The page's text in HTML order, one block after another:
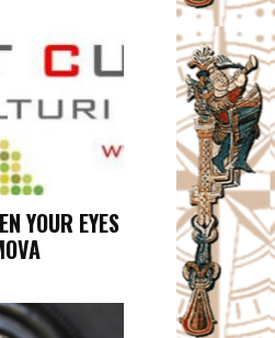
YOUR EYES